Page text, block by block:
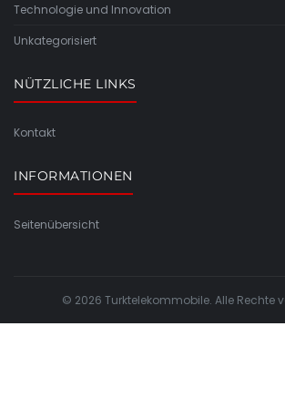
Technologie und Innovation
Unkategorisiert
NÜTZLICHE LINKS
Kontakt
INFORMATIONEN
Seitenübersicht
© 2026 Turktelekommobile. Alle Rechte